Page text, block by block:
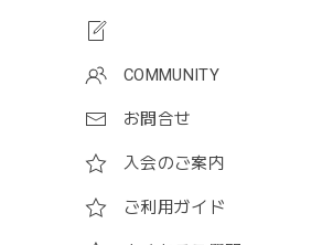
COMMUNITY
お問合せ
入会のご案内
ご利用ガイド